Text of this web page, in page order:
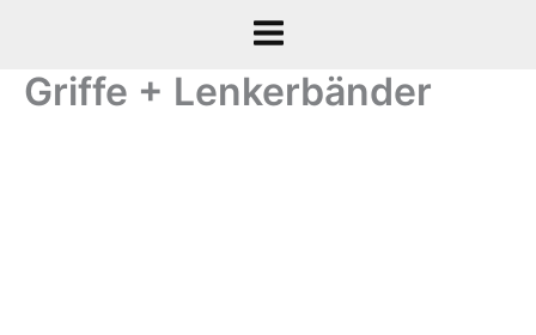
Griffe + Lenkerbänder